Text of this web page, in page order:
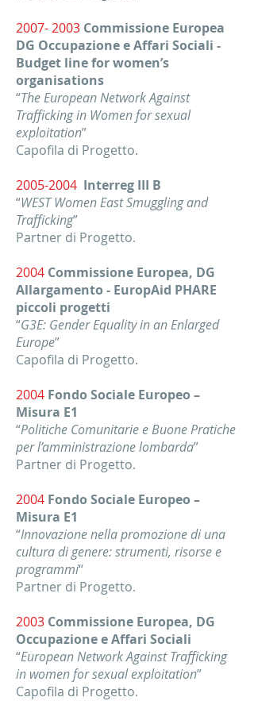
2007- 2003 Commissione Europea
DG Occupazione e Affari Sociali -
Budget line for women’s
organisations
“The European Network Against
Trafficking in Women for sexual
exploitation”
Capofila di Progetto.
2005-2004 Interreg III B
“WEST Women East Smuggling and
Trafficking”
Partner di Progetto.
2004 Commissione Europea, DG
Allargamento - EuropAid PHARE
piccoli progetti
“G3E: Gender Equality in an Enlarged
Europe”
Capofila di Progetto.
2004 Fondo Sociale Europeo –
Misura E1
“Politiche Comunitarie e Buone Pratiche
per l’amministrazione lombarda”
Partner di Progetto.
2004 Fondo Sociale Europeo –
Misura E1
“Innovazione nella promozione di una
cultura di genere: strumenti, risorse e
programmi“
Partner di Progetto.
2003 Commissione Europea, DG
Occupazione e Affari Sociali
“European Network Against Trafficking
in women for sexual exploitation”
Capofila di Progetto.